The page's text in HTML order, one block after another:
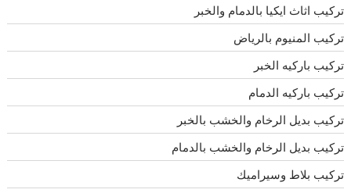
تركيب اثاث ايكيا بالدمام والخبر
تركيب المنيوم بالرياض
تركيب باركيه الخبر
تركيب باركيه الدمام
تركيب بديل الرخام والخشب بالخبر
تركيب بديل الرخام والخشب بالدمام
تركيب بلاط وسيراميك